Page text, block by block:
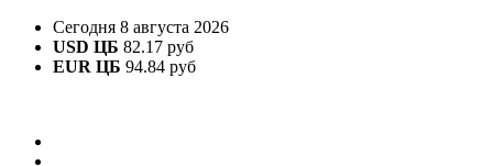
Сегодня 8 августа 2026
USD ЦБ 82.17 руб
EUR ЦБ 94.84 руб